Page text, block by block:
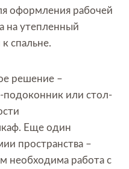
оформления рабочей
на утепленный
спальне.
решение –
подоконник или стол-
Еще один
пространства –
необходима работа с